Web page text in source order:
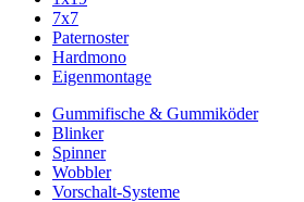
7x7
Paternoster
Hardmono
Eigenmontage
Gummifische & Gummiköder
Blinker
Spinner
Wobbler
Vorschalt-Systeme